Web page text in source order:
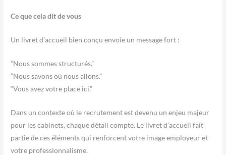
Ce que cela dit de vous
Un livret d’accueil bien conçu envoie un message fort :
“Nous sommes structurés.”
“Nous savons où nous allons.”
“Vous avez votre place ici.”
Dans un contexte où le recrutement est devenu un enjeu majeur
pour les cabinets, chaque détail compte. Le livret d’accueil fait
partie de ces éléments qui renforcent votre image employeur et
votre professionnalisme.